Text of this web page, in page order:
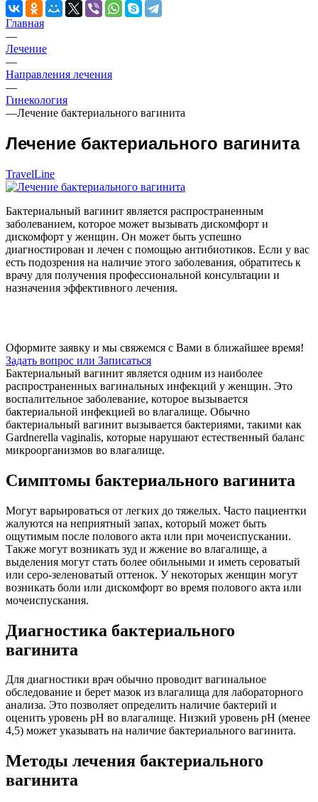
Главная
—
Лечение
—
Направления лечения
—
Гинекология
—Лечение бактериального вагинита
Лечение бактериального вагинита
TravelLine
Бактериальный вагинит является распространенным
заболеванием, которое может вызывать дискомфорт и
дискомфорт у женщин. Он может быть успешно
диагностирован и лечен с помощью антибиотиков. Если у вас
есть подозрения на наличие этого заболевания, обратитесь к
врачу для получения профессиональной консультации и
назначения эффективного лечения.
Оформите заявку и мы свяжемся с Вами в ближайшее время!
Задать вопрос или Записаться
Бактериальный вагинит является одним из наиболее
распространенных вагинальных инфекций у женщин. Это
воспалительное заболевание, которое вызывается
бактериальной инфекцией во влагалище. Обычно
бактериальный вагинит вызывается бактериями, такими как
Gardnerella vaginalis, которые нарушают естественный баланс
микроорганизмов во влагалище.
Симптомы бактериального вагинита
Могут варьироваться от легких до тяжелых. Часто пациентки
жалуются на неприятный запах, который может быть
ощутимым после полового акта или при мочеиспускании.
Также могут возникать зуд и жжение во влагалище, а
выделения могут стать более обильными и иметь сероватый
или серо-зеленоватый оттенок. У некоторых женщин могут
возникать боли или дискомфорт во время полового акта или
мочеиспускания.
Диагностика бактериального
вагинита
Для диагностики врач обычно проводит вагинальное
обследование и берет мазок из влагалища для лабораторного
анализа. Это позволяет определить наличие бактерий и
оценить уровень pH во влагалище. Низкий уровень pH (менее
4,5) может указывать на наличие бактериального вагинита.
Методы лечения бактериального
вагинита